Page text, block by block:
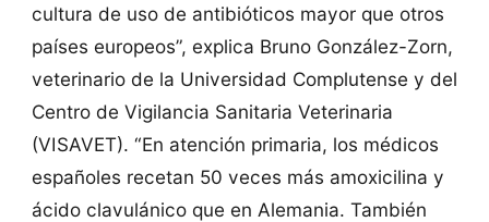
cultura de uso de antibióticos mayor que otros
países europeos”, explica Bruno González-Zorn,
veterinario de la Universidad Complutense y del
Centro de Vigilancia Sanitaria Veterinaria
(VISAVET). “En atención primaria, los médicos
españoles recetan 50 veces más amoxicilina y
ácido clavulánico que en Alemania. También